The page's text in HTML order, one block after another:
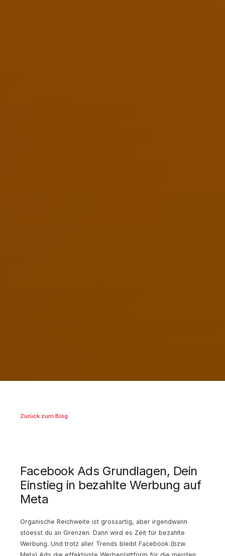
Zurück zum Blog
Facebook Ads Grundlagen, Dein
Einstieg in bezahlte Werbung auf
Meta
Organische Reichweite ist grossartig, aber irgendwann
stöesst du an Grenzen. Dann wird es Zeit für bezahlte
Werbung. Und trotz aller Trends bleibt Facebook (bzw.